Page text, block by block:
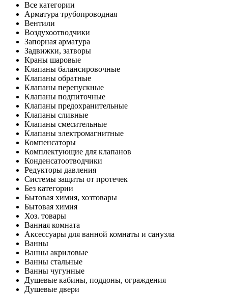
Все категории
Арматура трубопроводная
Вентили
Воздухоотводчики
Запорная арматура
Задвижки, затворы
Краны шаровые
Клапаны балансировочные
Клапаны обратные
Клапаны перепускные
Клапаны подпиточные
Клапаны предохранительные
Клапаны сливные
Клапаны смесительные
Клапаны электромагнитные
Компенсаторы
Комплектующие для клапанов
Конденсатоотводчики
Редукторы давления
Системы защиты от протечек
Без категории
Бытовая химия, хозтовары
Бытовая химия
Хоз. товары
Ванная комната
Аксессуары для ванной комнаты и санузла
Ванны
Ванны акриловые
Ванны стальные
Ванны чугунные
Душевые кабины, поддоны, ограждения
Душевые двери